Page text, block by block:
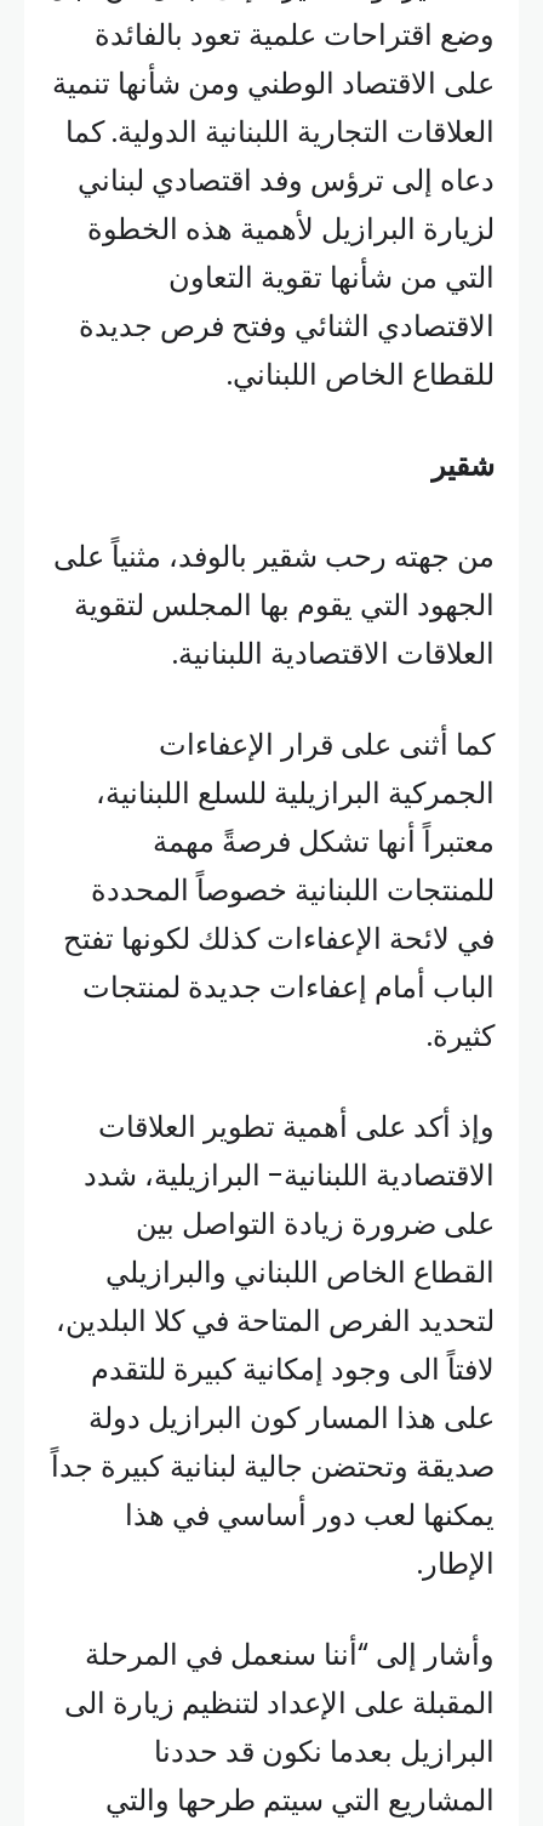
وضع اقتراحات علمية تعود بالفائدة
على الاقتصاد الوطني ومن شأنها تنمية
العلاقات التجارية اللبنانية الدولية. كما
دعاه إلى ترؤس وفد اقتصادي لبناني
لزيارة البرازيل لأهمية هذه الخطوة
التي من شأنها تقوية التعاون
الاقتصادي الثنائي وفتح فرص جديدة
للقطاع الخاص اللبناني.
شقير
من جهته رحب شقير بالوفد، مثنياً على
الجهود التي يقوم بها المجلس لتقوية
العلاقات الاقتصادية اللبنانية.
كما أثنى على قرار الإعفاءات
الجمركية البرازيلية للسلع اللبنانية،
معتبراً أنها تشكل فرصةً مهمة
للمنتجات اللبنانية خصوصاً المحددة
في لائحة الإعفاءات كذلك لكونها تفتح
الباب أمام إعفاءات جديدة لمنتجات
كثيرة.
وإذ أكد على أهمية تطوير العلاقات
الاقتصادية اللبنانية- البرازيلية، شدد
على ضرورة زيادة التواصل بين
القطاع الخاص اللبناني والبرازيلي
لتحديد الفرص المتاحة في كلا البلدين،
لافتاً الى وجود إمكانية كبيرة للتقدم
على هذا المسار كون البرازيل دولة
صديقة وتحتضن جالية لبنانية كبيرة جداً
يمكنها لعب دور أساسي في هذا
الإطار.
وأشار إلى “أننا سنعمل في المرحلة
المقبلة على الإعداد لتنظيم زيارة الى
البرازيل بعدما نكون قد حددنا
المشاريع التي سيتم طرحها والتي